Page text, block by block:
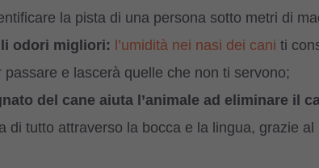
la pista di una persona sotto metri di
odori migliori: l’umidità nei nasi dei cani ti
passare e lascerà quelle che non ti servono;
del cane aiuta l’animale ad eliminare il
di tutto attraverso la bocca e la lingua, grazie